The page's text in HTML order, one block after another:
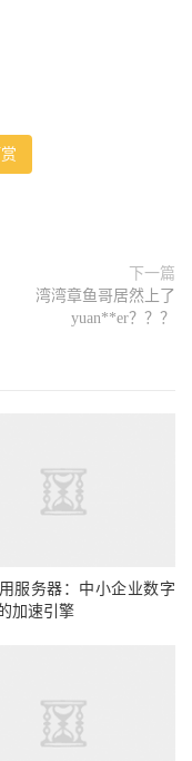
下一篇
湾湾章鱼哥居然上了
yuan**er？？？
服务器：中小企业数字
加速引擎